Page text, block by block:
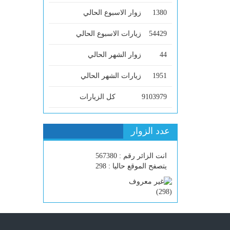
1380 زوار الاسبوع الحالي
54429 زيارات الاسبوع الحالي
44 زوار الشهر الحالي
1951 زيارات الشهر الحالي
9103979 كل الزيارات
عدد الزوار
انت الزائر رقم : 567380
يتصفح الموقع حاليا : 298
(
298
)